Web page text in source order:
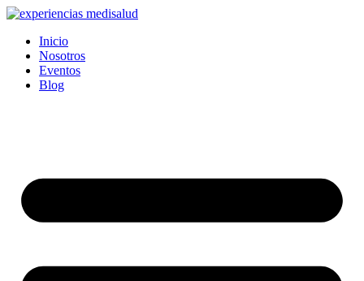
Ir
contenido
Inicio
Nosotros
Eventos
Blog